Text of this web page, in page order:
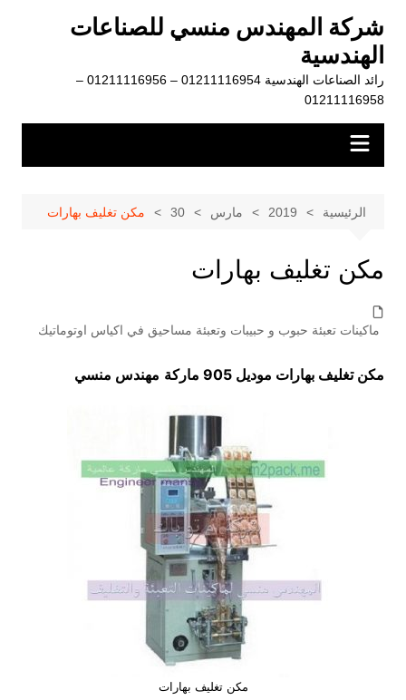
المحتوى
شركة المهندس منسي للصناعات
الهندسية
رائد الصناعات الهندسية 01211116954 – 01211116956 –
01211116958
الرئيسية 2019 مارس 30 مكن تغليف بهارات
مكن تغليف بهارات
ماكينات تعبئة حبوب و حبيبات وتعبئة مساحيق في اكياس اوتوماتيك
مكن تغليف بهارات موديل 905 ماركة مهندس منسي
مكن تغليف بهارات